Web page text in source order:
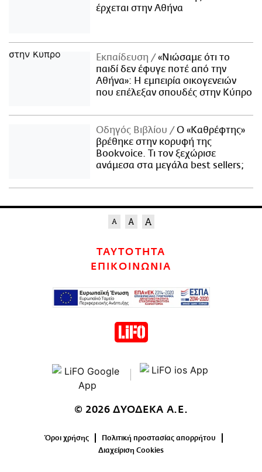
έρχεται στην Αθήνα
Εκπαίδευση
«Νιώσαμε ότι το
παιδί δεν έφυγε ποτέ από την
Αθήνα»: Η εμπειρία οικογενειών
που επέλεξαν σπουδές στην Κύπρο
Οδηγός Βιβλίου
Ο «Καθρέφτης»
βρέθηκε στην κορυφή της
Bookvoice. Τι τον ξεχώρισε
ανάμεσα στα μεγάλα best sellers;
ΤΑΥΤΟΤΗΤΑ
ΕΠΙΚΟΙΝΩΝΙΑ
© 2026 ΔΥΟΔΕΚΑ Α.Ε.
Όροι χρήσης
Πολιτική προστασίας απορρήτου
Διαχείριση Cookies